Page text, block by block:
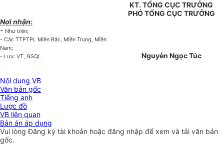
Nơi nhận:
- Như trên;
- Các TTPTPL Miền Bắc, Miền Trung, Miền
Nam;
- Lưu: VT, GSQL.
KT. TỔNG CỤC TRƯỞNG
PHÓ TỔNG CỤC TRƯỞNG
Nguyễn Ngọc Túc
Nội dung VB
Văn bản gốc
Tiếng anh
Lược đồ
VB liên quan
Bản án áp dụng
Vui lòngĐăng ký tài khoản hoặc đăng nhập để xem và tải văn bản
gốc.